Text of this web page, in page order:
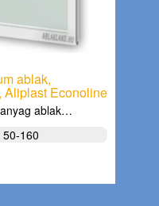
ablak,
Aliplast Econoline
ablak…
50-160